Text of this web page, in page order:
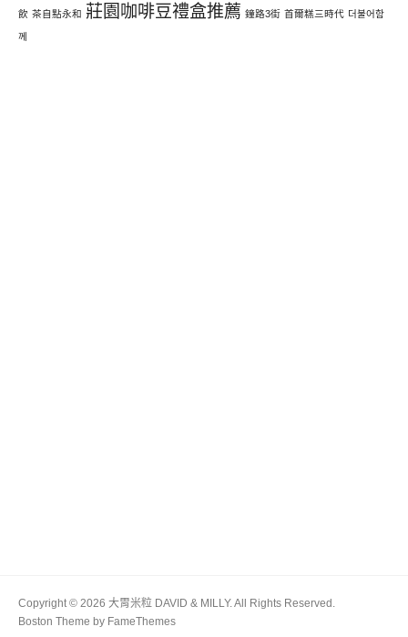
飲 茶自點永和 莊園咖啡豆禮盒推薦 鐘路3街 首爾糕三時代 더불어함
께
Copyright © 2026 大胃米粒 DAVID & MILLY. All Rights Reserved.
Boston Theme by FameThemes